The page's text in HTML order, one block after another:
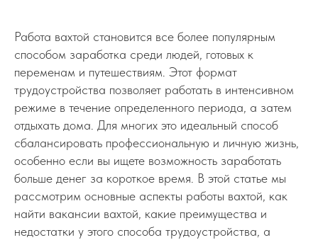
Работа вахтой становится все более популярным
способом заработка среди людей, готовых к
переменам и путешествиям. Этот формат
трудоустройства позволяет работать в интенсивном
режиме в течение определенного периода, а затем
отдыхать дома. Для многих это идеальный способ
сбалансировать профессиональную и личную жизнь,
особенно если вы ищете возможность заработать
больше денег за короткое время. В этой статье мы
рассмотрим основные аспекты работы вахтой, как
найти вакансии вахтой, какие преимущества и
недостатки у этого способа трудоустройства, а